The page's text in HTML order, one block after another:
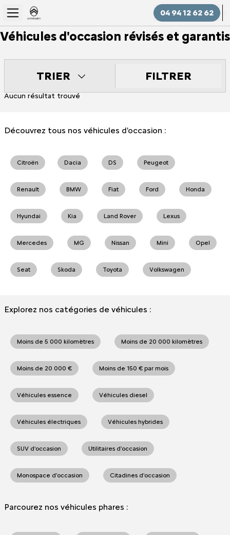
04 94 12 62 62
Véhicules d'occasion révisés et garantis
TRIER FILTRER
Aucun résultat trouvé
Découvrez tous nos véhicules d'occasion :
Citroën Dacia DS Peugeot
Renault BMW Fiat Ford Honda
Hyundai Kia Land Rover Lexus
Mercedes MG Nissan Mini Opel
Seat Skoda Toyota Volkswagen
Explorez nos catégories de véhicules :
Moins de 5 000 kilomètres Moins de 20 000 kilomètres
Moins de 20 000 € Moins de 150 € par mois
Véhicules essence Véhicules diesel
Véhicules électriques Véhicules hybrides
SUV d'occasion Utilitaires d'occasion
Monospace d'occasion Citadines d'occasion
Parcourez nos véhicules phares :